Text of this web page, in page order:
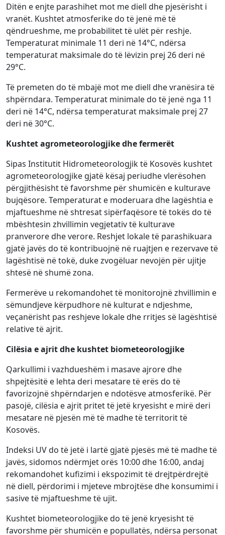
Ditën e enjte parashihet mot me diell dhe pjesërisht i
vranët. Kushtet atmosferike do të jenë më të
qëndrueshme, me probabilitet të ulët për reshje.
Temperaturat minimale 11 deri në 14°C, ndërsa
temperaturat maksimale do të lëvizin prej 26 deri në
29°C.
Të premeten do të mbajë mot me diell dhe vranësira të
shpërndara. Temperaturat minimale do të jenë nga 11
deri në 14°C, ndërsa temperaturat maksimale prej 27
deri në 30°C.
Kushtet agrometeorologjike dhe fermerët
Sipas Institutit Hidrometeorologjik të Kosovës kushtet
agrometeorologjike gjatë kësaj periudhe vlerësohen
përgjithësisht të favorshme për shumicën e kulturave
bujqësore. Temperaturat e moderuara dhe lagështia e
mjaftueshme në shtresat sipërfaqësore të tokës do të
mbështesin zhvillimin vegjetativ të kulturave
pranverore dhe verore. Reshjet lokale të parashikuara
gjatë javës do të kontribuojnë në ruajtjen e rezervave të
lagështisë në tokë, duke zvogëluar nevojën për ujitje
shtesë në shumë zona.
Fermerëve u rekomandohet të monitorojnë zhvillimin e
sëmundjeve kërpudhore në kulturat e ndjeshme,
veçanërisht pas reshjeve lokale dhe rritjes së lagështisë
relative të ajrit.
Cilësia e ajrit dhe kushtet biometeorologjike
Qarkullimi i vazhdueshëm i masave ajrore dhe
shpejtësitë e lehta deri mesatare të erës do të
favorizojnë shpërndarjen e ndotësve atmosferikë. Për
pasojë, cilësia e ajrit pritet të jetë kryesisht e mirë deri
mesatare në pjesën më të madhe të territorit të
Kosovës.
Indeksi UV do të jetë i lartë gjatë pjesës më të madhe të
javës, sidomos ndërmjet orës 10:00 dhe 16:00, andaj
rekomandohet kufizimi i ekspozimit të drejtpërdrejtë
në diell, përdorimi i mjeteve mbrojtëse dhe konsumimi i
sasive të mjaftueshme të ujit.
Kushtet biometeorologjike do të jenë kryesisht të
favorshme për shumicën e popullatës, ndërsa personat